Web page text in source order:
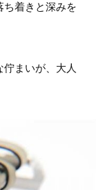
ち着きと深みを
まいが、大人